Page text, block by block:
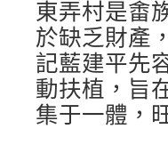
東弄村是畬
於缺乏財產
記藍建平先
動扶植，旨
集于一體，